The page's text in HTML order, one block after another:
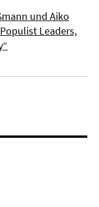
und Aiko
Leaders,